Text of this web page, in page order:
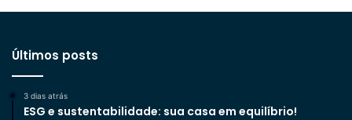
Últimos posts
3 dias atrás
ESG e sustentabilidade: sua casa em equilíbrio!